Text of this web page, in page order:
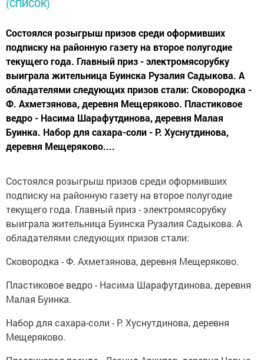
Состоялся розыгрыш призов среди оформивших
подписку на районную газету на второе полугодие
текущего года. Главный приз - электромясорубку
выиграла жительница Буинска Рузалия Садыкова. А
обладателями следующих призов стали: Сковородка -
Ф. Ахметзянова, деревня Мещеряково. Пластиковое
ведро - Насима Шарафутдинова, деревня Малая
Буинка. Набор для сахара-соли - Р. Хуснутдинова,
деревня Мещеряково....
Состоялся розыгрыш призов среди оформивших
подписку на районную газету на второе полугодие
текущего года. Главный приз - электромясорубку
выиграла жительница Буинска Рузалия Садыкова. А
обладателями следующих призов стали:
Сковородка - Ф. Ахметзянова, деревня Мещеряково.
Пластиковое ведро - Насима Шарафутдинова, деревня
Малая Буинка.
Набор для сахара-соли - Р. Хуснутдинова, деревня
Мещеряково.